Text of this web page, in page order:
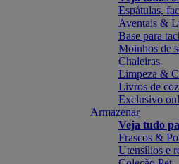
Espátulas,
Aventais &
Base para
Moinhos de
Chaleiras
Limpeza &
Livros de
Exclusivo
Armazenar
Veja tudo
Frascos &
Utensílios e